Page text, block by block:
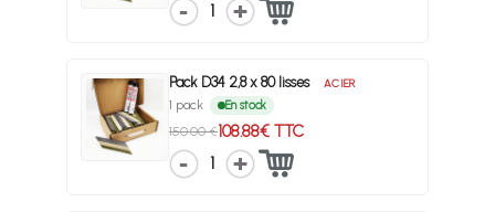
1
Pack D34 2,8 x 80 lisses ACIER
1 pack En stock
150.00 €108.88€ TTC
1